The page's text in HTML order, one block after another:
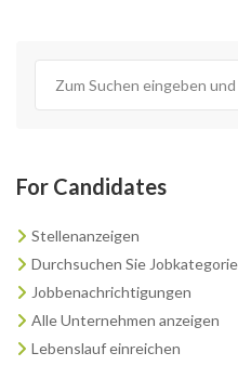
For Candidates
Stellenanzeigen
Durchsuchen Sie
Jobbenachrichtigungen
Alle Unternehmen anzeigen
Lebenslauf einreichen